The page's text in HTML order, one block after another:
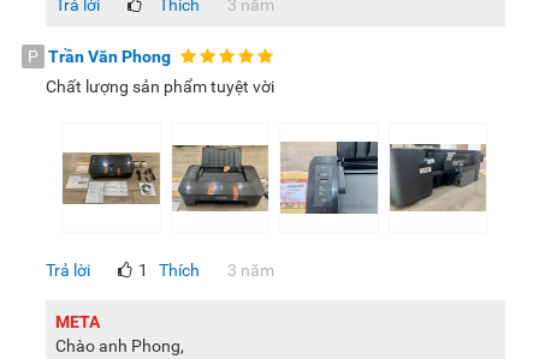
Trả lời Thích 3 năm
P Trần Văn Phong
Chất lượng sản phẩm tuyệt vời
Trả lời Thích
1 3 năm
META
Chào anh Phong,